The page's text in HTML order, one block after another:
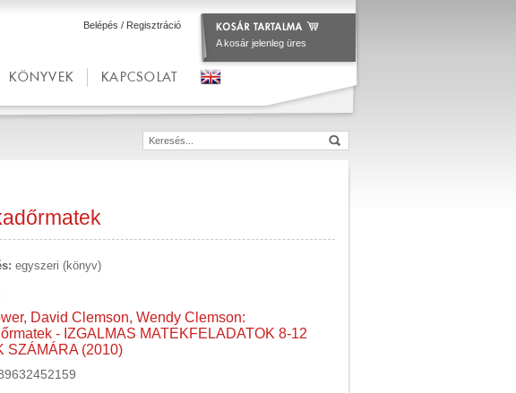
Belépés / Regisztráció
A kosár jelenleg üres
KÖNYVEK KAPCSOLAT
egyszeri (könyv)
David Clemson, Wendy Clemson:
- IZGALMAS MATEKFELADATOK 8-12
SZÁMÁRA (2010)